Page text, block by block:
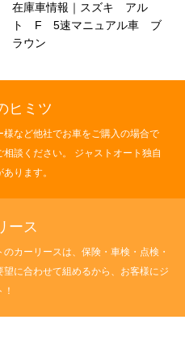
ー
在庫車情報｜スズキ アル
ト F 5速マニュアル車 ブ
ラウン
ヒミツ
様など他社でお車をご購入の場合で
相談ください。 ジャストオート独自
ります。
ース
のカーリースは、保険・車検・点検・
望に合わせて組めるから、お客様にジ